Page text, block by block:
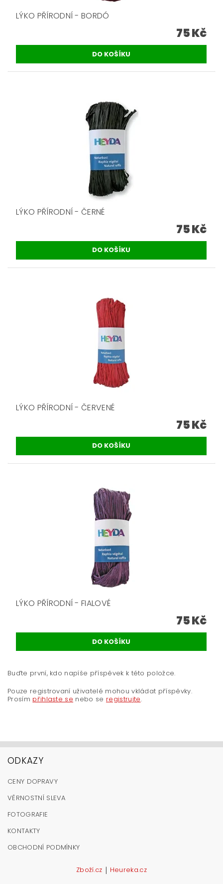
LÝKO PŘÍRODNÍ - BORDÓ
75 Kč
LÝKO PŘÍRODNÍ - ČERNÉ
75 Kč
LÝKO PŘÍRODNÍ - ČERVENÉ
75 Kč
LÝKO PŘÍRODNÍ - FIALOVÉ
75 Kč
Buďte první, kdo napíše příspěvek k této položce.
Pouze registrovaní uživatelé mohou vkládat příspěvky.
Prosím přihlaste se nebo se registrujte.
ODKAZY
CENY DOPRAVY
VĚRNOSTNÍ SLEVA
FOTOGRAFIE
KONTAKTY
OBCHODNÍ PODMÍNKY
Zboží.cz | Heureka.cz